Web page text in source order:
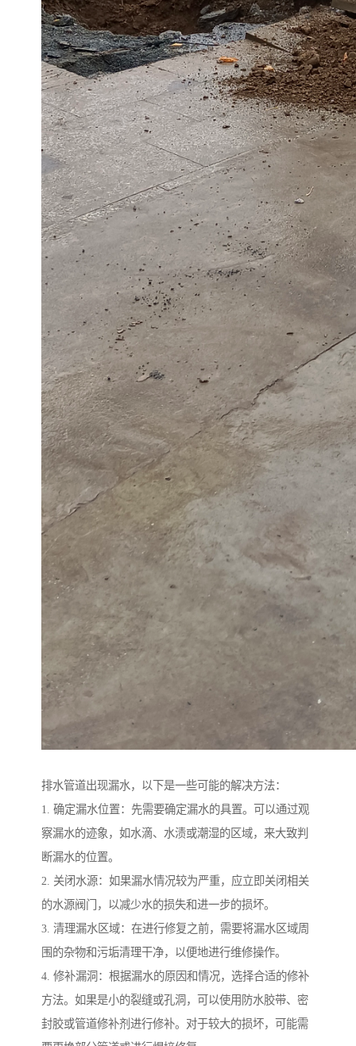
排水管道出现漏水，以下是一些可能的解决方法：
1. 确定漏水位置：先需要确定漏水的具置。可以通过观
察漏水的迹象，如水滴、水渍或潮湿的区域，来大致判
断漏水的位置。
2. 关闭水源：如果漏水情况较为严重，应立即关闭相关
的水源阀门，以减少水的损失和进一步的损坏。
3. 清理漏水区域：在进行修复之前，需要将漏水区域周
围的杂物和污垢清理干净，以便地进行维修操作。
4. 修补漏洞：根据漏水的原因和情况，选择合适的修补
方法。如果是小的裂缝或孔洞，可以使用防水胶带、密
封胶或管道修补剂进行修补。对于较大的损坏，可能需